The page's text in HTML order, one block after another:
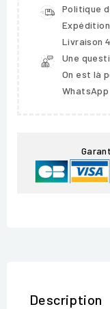
Politique
Livraison
Une
On est là
WhatsApp
Description